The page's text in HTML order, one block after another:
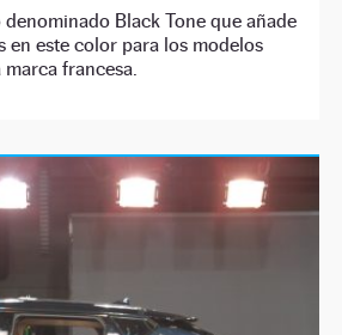
denominado Black Tone que añade
en este color para los modelos
francesa.